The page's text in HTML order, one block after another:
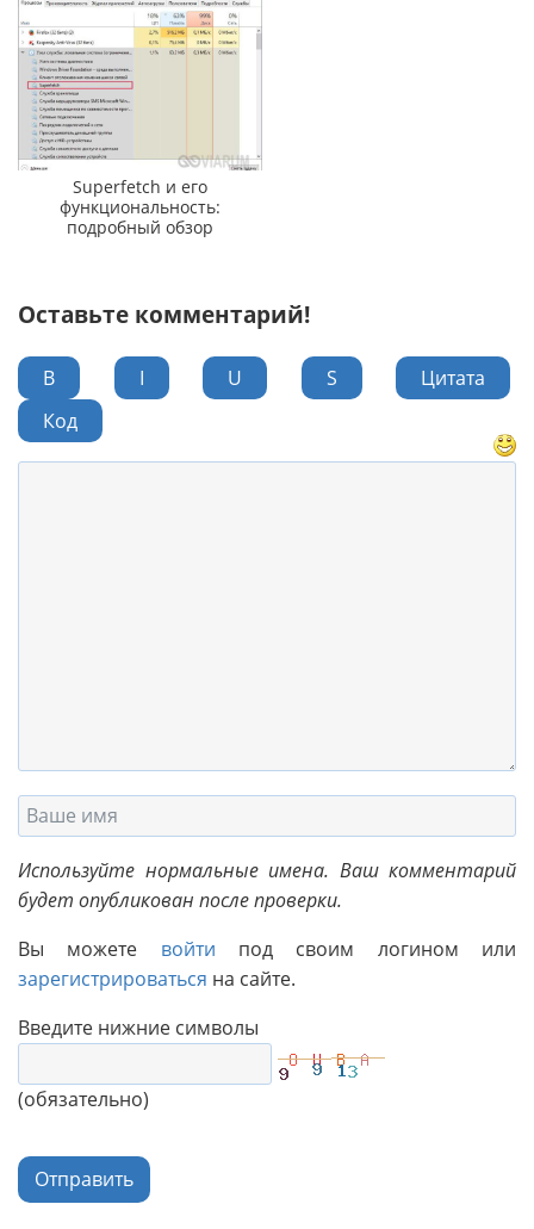
Superfetch и его
функциональность:
подробный обзор
Оставьте комментарий!
B I U S
Цитата
Код
Используйте нормальные имена. Ваш комментарий
будет опубликован после проверки.
Вы можете войти под своим логином или
зарегистрироваться на сайте.
Введите нижние символы
(обязательно)
Отправить